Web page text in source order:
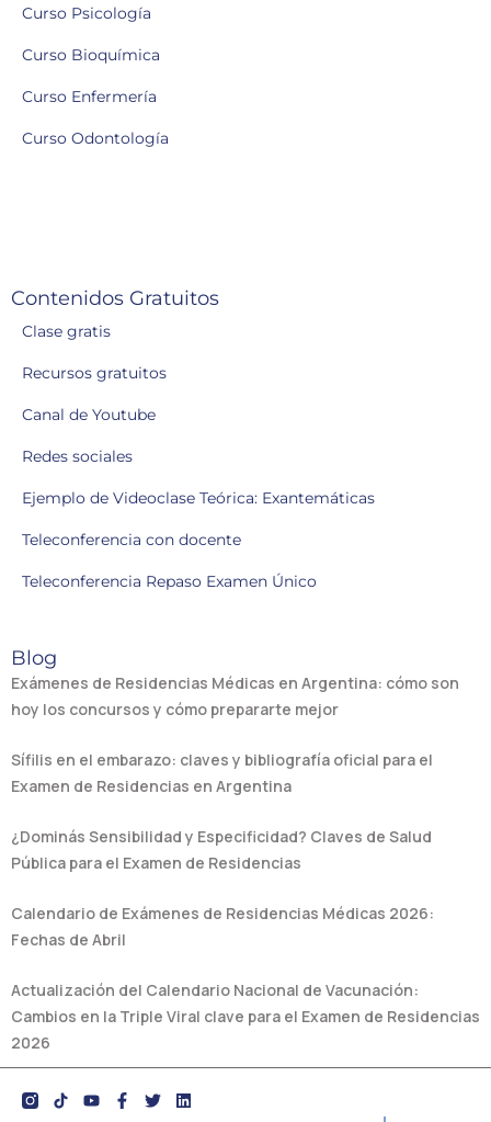
Curso Psicología
Curso Bioquímica
Curso Enfermería
Curso Odontología
Contenidos Gratuitos
Clase gratis
Recursos gratuitos
Canal de Youtube
Redes sociales
Ejemplo de Videoclase Teórica: Exantemáticas
Teleconferencia con docente
Teleconferencia Repaso Examen Único
Blog
Exámenes de Residencias Médicas en Argentina: cómo son
hoy los concursos y cómo prepararte mejor
Sífilis en el embarazo: claves y bibliografía oficial para el
Examen de Residencias en Argentina
¿Dominás Sensibilidad y Especificidad? Claves de Salud
Pública para el Examen de Residencias
Calendario de Exámenes de Residencias Médicas 2026:
Fechas de Abril
Actualización del Calendario Nacional de Vacunación:
Cambios en la Triple Viral clave para el Examen de Residencias
2026
Y
o
F
a
T
w
L
i